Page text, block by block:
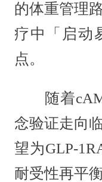
的体重管理
疗中「启动
点。
随着
念验证走向
望为GLP-
耐受性再平